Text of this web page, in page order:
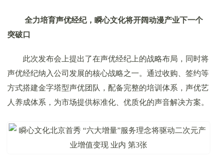
全力培育声优经纪，瞬心文化将开阔动漫产业下一个
突破口
此次发布会上提出了在声优经纪上的战略布局，同时将
声优经纪纳入公司发展的核心战略之一。通过收购、签约等
方式搭建金字塔型声优团队，配备完整的培训体系，声优艺
人养成体系，为市场提供标准化、优质化的声音解决方案。